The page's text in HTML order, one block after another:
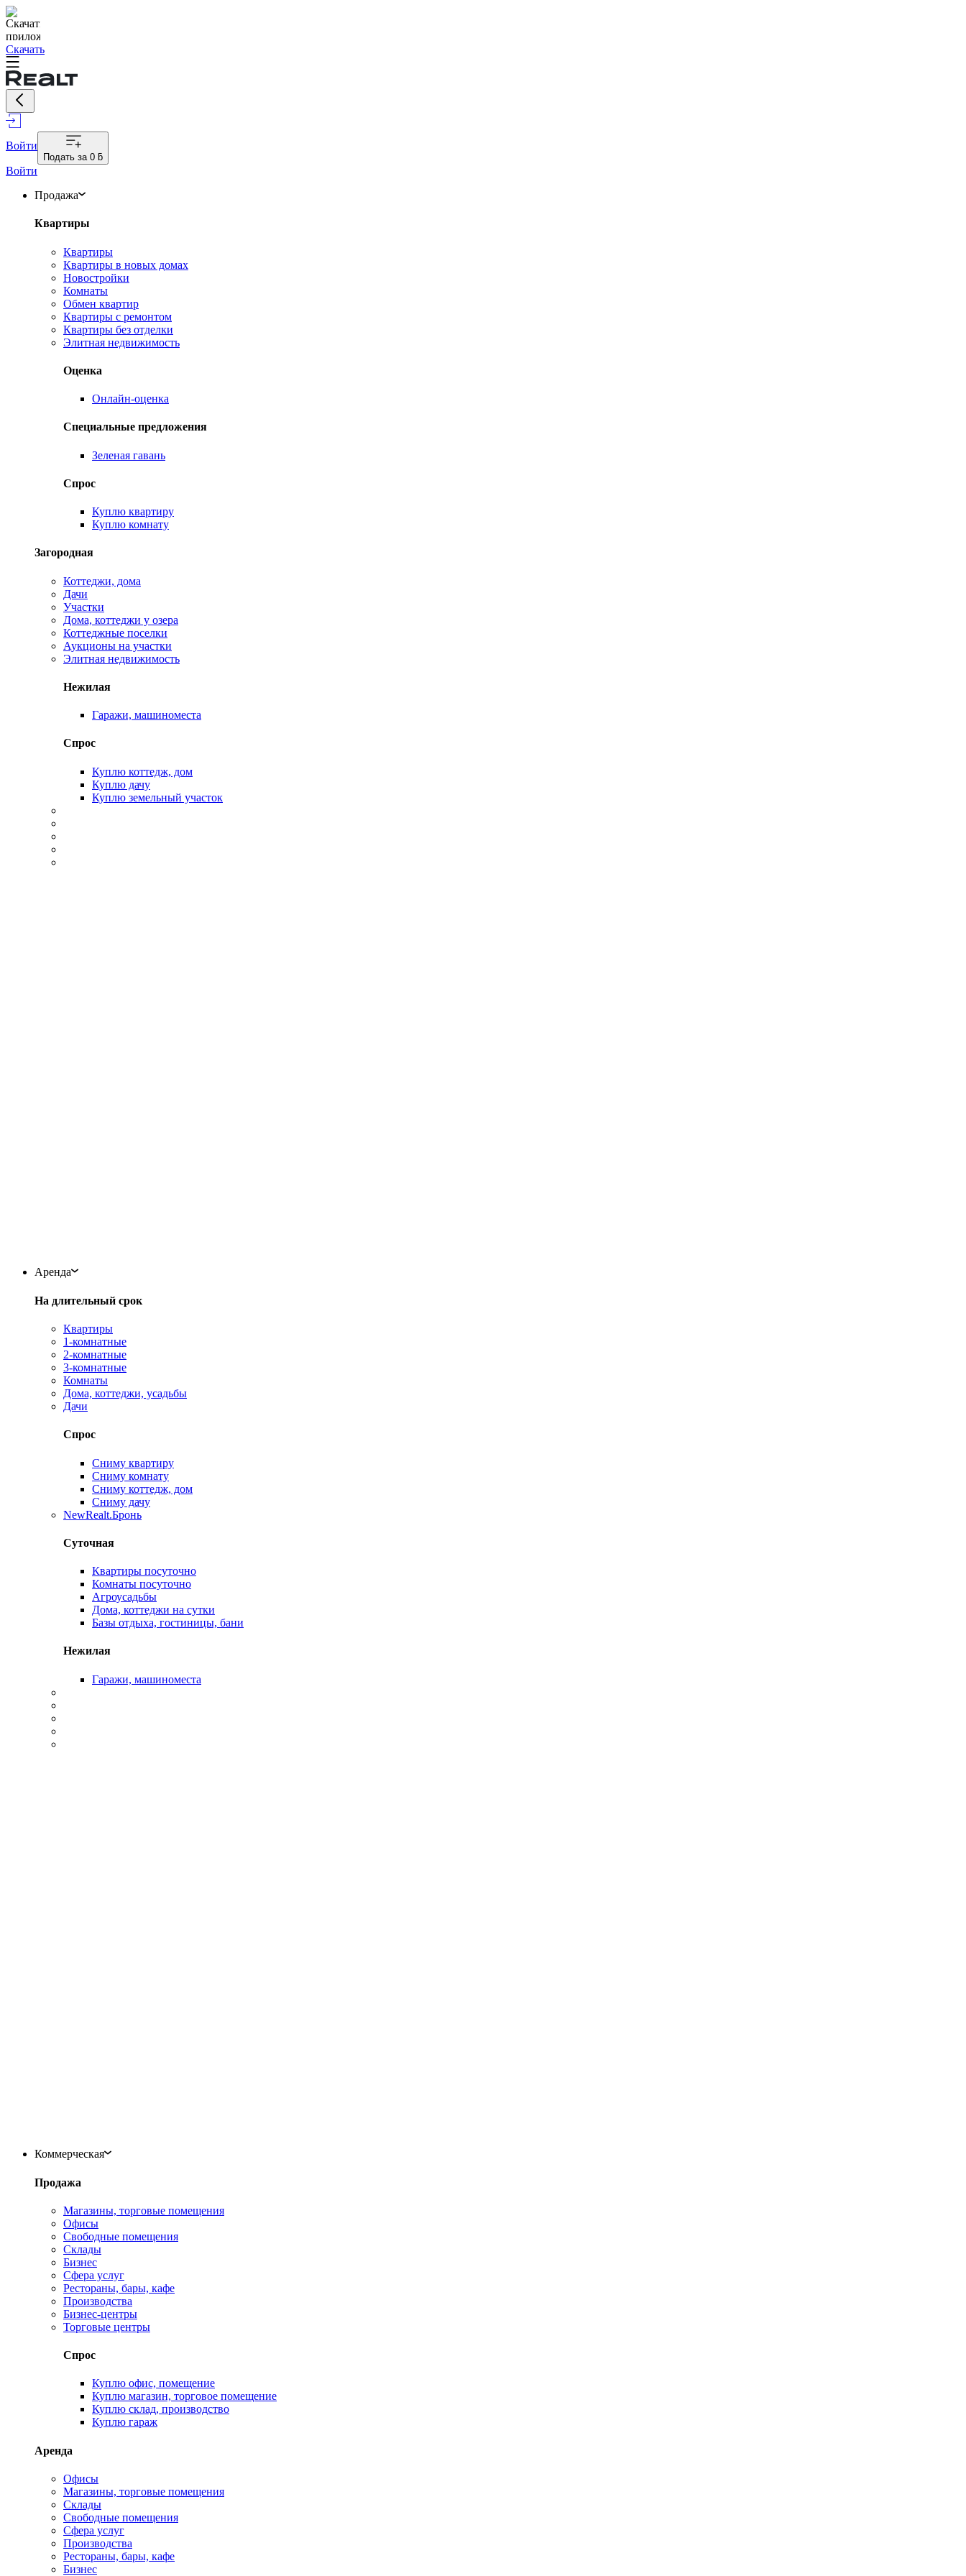
Скачать
Войти
Подать за 0 ƃ
Войти
Продажа
Квартиры
Квартиры
Квартиры в новых домах
Новостройки
Комнаты
Обмен квартир
Квартиры с ремонтом
Квартиры без отделки
Элитная недвижимость
Оценка
Онлайн-оценка
Специальные предложения
Зеленая гавань
Спрос
Куплю квартиру
Куплю комнату
Загородная
Коттеджи, дома
Дачи
Участки
Дома, коттеджи у озера
Коттеджные поселки
Аукционы на участки
Элитная недвижимость
Нежилая
Гаражи, машиноместа
Спрос
Куплю коттедж, дом
Куплю дачу
Куплю земельный участок
Аренда
На длительный срок
Квартиры
1-комнатные
2-комнатные
3-комнатные
Комнаты
Дома, коттеджи, усадьбы
Дачи
Спрос
Сниму квартиру
Сниму комнату
Сниму коттедж, дом
Сниму дачу
NewRealt.Бронь
Суточная
Квартиры посуточно
Комнаты посуточно
Агроусадьбы
Дома, коттеджи на сутки
Базы отдыха, гостиницы, бани
Нежилая
Гаражи, машиноместа
Коммерческая
Продажа
Магазины, торговые помещения
Офисы
Свободные помещения
Склады
Бизнес
Сфера услуг
Рестораны, бары, кафе
Производства
Бизнес-центры
Торговые центры
Спрос
Куплю офис, помещение
Куплю магазин, торговое помещение
Куплю склад, производство
Куплю гараж
Аренда
Офисы
Магазины, торговые помещения
Склады
Свободные помещения
Сфера услуг
Производства
Рестораны, бары, кафе
Бизнес